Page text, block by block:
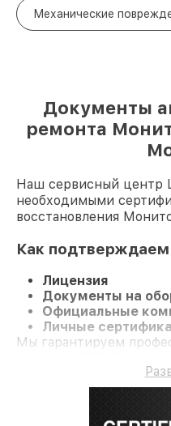
Механические
Документы
ремонта
Наш сервисный центр
необходимыми
восстановления
Как
Лицензия
Документы на
Официальные
Личные
Мы гарантируем